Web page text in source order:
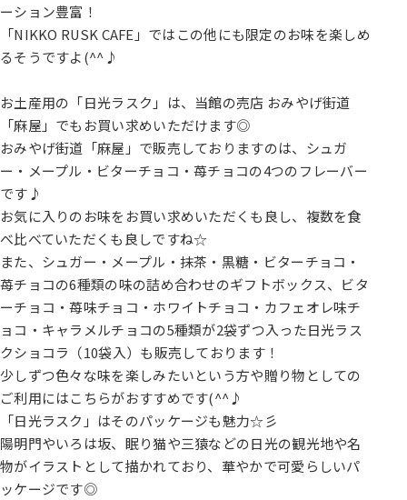
ーション豊富！
「NIKKO RUSK CAFE」ではこの他にも限定のお味を楽しめ
るそうですよ(^^♪
お土産用の「日光ラスク」は、当館の売店 おみやげ街道
「麻屋」でもお買い求めいただけます◎
おみやげ街道「麻屋」で販売しておりますのは、シュガ
ー・メープル・ビターチョコ・苺チョコの4つのフレーバー
です♪
お気に入りのお味をお買い求めいただくも良し、複数を食
べ比べていただくも良しですね☆
また、シュガー・メープル・抹茶・黒糖・ビターチョコ・
苺チョコの6種類の味の詰め合わせのギフトボックス、ビタ
ーチョコ・苺味チョコ・ホワイトチョコ・カフェオレ味チ
ョコ・キャラメルチョコの5種類が2袋ずつ入った日光ラス
クショコラ（10袋入）も販売しております！
少しずつ色々な味を楽しみたいという方や贈り物としての
ご利用にはこちらがおすすめです(^^♪
「日光ラスク」はそのパッケージも魅力☆彡
陽明門やいろは坂、眠り猫や三猿などの日光の観光地や名
物がイラストとして描かれており、華やかで可愛らしいパ
ッケージです◎